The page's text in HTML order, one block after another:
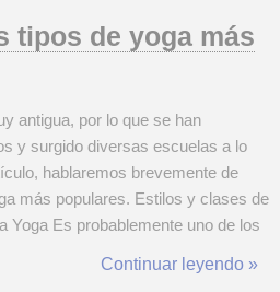
tipos de yoga más
antigua, por lo que se han
y surgido diversas escuelas a lo
hablaremos brevemente de
más populares. Estilos y clases de
Yoga Es probablemente uno de los
menos intensa) y se centra en
Continuar leyendo »